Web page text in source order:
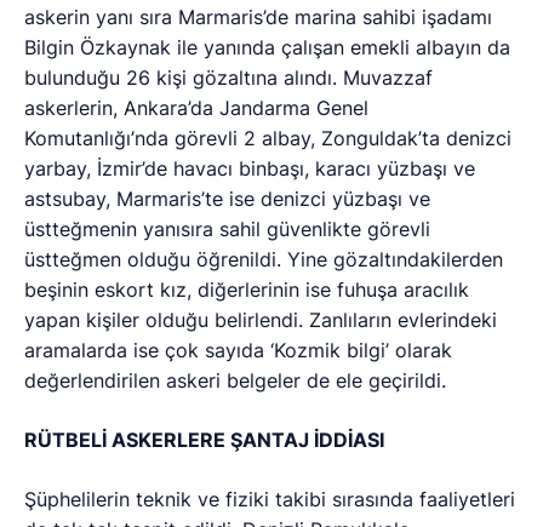
askerin yanı sıra Marmaris’de marina sahibi işadamı
Bilgin Özkaynak ile yanında çalışan emekli albayın da
bulunduğu 26 kişi gözaltına alındı. Muvazzaf
askerlerin, Ankara’da Jandarma Genel
Komutanlığı’nda görevli 2 albay, Zonguldak’ta denizci
yarbay, İzmir’de havacı binbaşı, karacı yüzbaşı ve
astsubay, Marmaris’te ise denizci yüzbaşı ve
üstteğmenin yanısıra sahil güvenlikte görevli
üstteğmen olduğu öğrenildi. Yine gözaltındakilerden
beşinin eskort kız, diğerlerinin ise fuhuşa aracılık
yapan kişiler olduğu belirlendi. Zanlıların evlerindeki
aramalarda ise çok sayıda ‘Kozmik bilgi’ olarak
değerlendirilen askeri belgeler de ele geçirildi.
RÜTBELİ ASKERLERE ŞANTAJ İDDİASI
Şüphelilerin teknik ve fiziki takibi sırasında faaliyetleri